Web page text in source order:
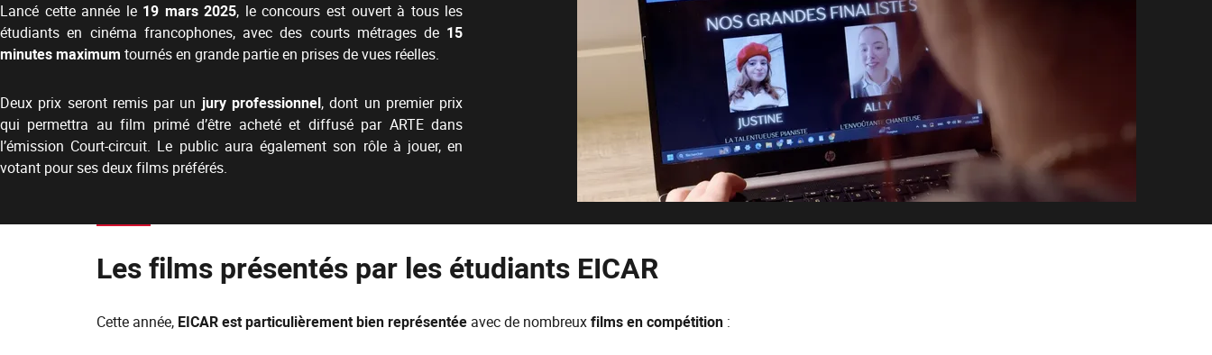
Lancé cette année le 19 mars 2025, le concours est ouvert à tous les
étudiants en cinéma francophones, avec des courts métrages de 15
minutes maximum tournés en grande partie en prises de vues réelles.
Deux prix seront remis par un jury professionnel, dont un premier prix
qui permettra au film primé d’être acheté et diffusé par ARTE dans
l’émission Court-circuit. Le public aura également son rôle à jouer, en
votant pour ses deux films préférés.
Les films présentés par les étudiants EICAR
Cette année, EICAR est particulièrement bien représentéeavec de nombreuxfilms en compétition: